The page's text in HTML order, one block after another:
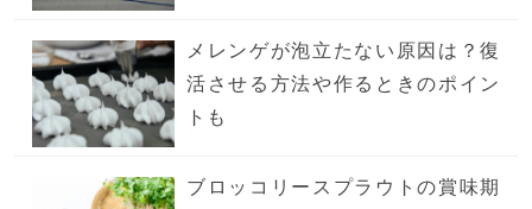
メレンゲが泡立たない原因は？復
活させる方法や作るときのポイン
トも
ブロッコリースプラウトの賞味期